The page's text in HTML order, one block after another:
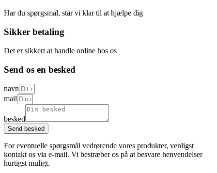
Har du spørgsmål, står vi klar til at hjælpe dig
Sikker betaling
Det er sikkert at handle online hos os
Send os en besked
navn
mail
besked
Send besked
For eventuelle spørgsmål vedrørende vores produkter, venligst
kontakt os via e-mail. Vi bestræber os på at besvare henvendelser
hurtigst muligt.